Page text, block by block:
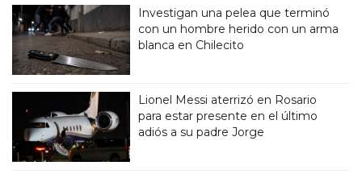
Investigan una pelea que terminó
con un hombre herido con un arma
blanca en Chilecito
Lionel Messi aterrizó en Rosario
para estar presente en el último
adiós a su padre Jorge